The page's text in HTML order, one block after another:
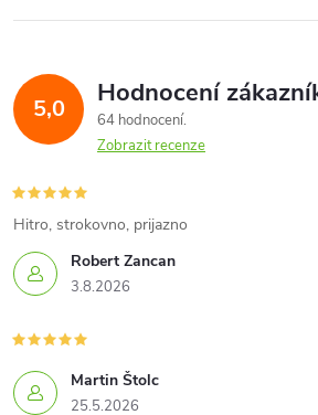
l
d
a
c
í
p
r
v
5,0 Hodnocení
64 hodnocení
Zobrazit recenze
Robert Zancan
3.8.2026
Hitro, strokovno, prijazno
Martin Štolc
25.5.2026